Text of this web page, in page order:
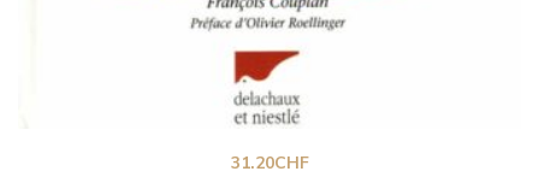
31.20CHF